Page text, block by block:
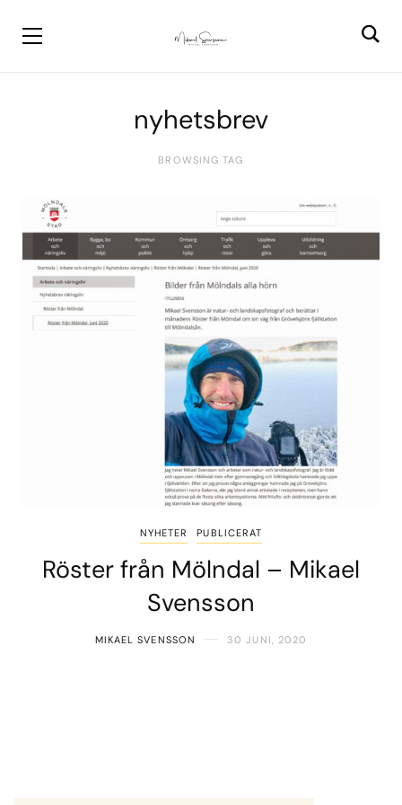
nyhetsbrev
BROWSING TAG
NYHETER PUBLICERAT
Röster från Mölndal – Mikael
Svensson
MIKAEL SVENSSON 30 JUNI, 2020